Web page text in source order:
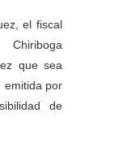
el fiscal
que sea
emitida por
de